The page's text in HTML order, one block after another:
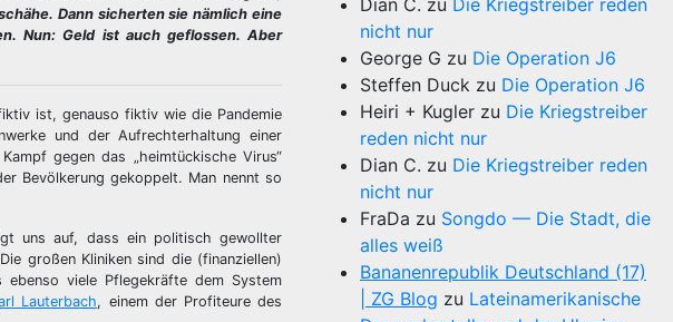
Dann sicherten sie nämlich eine
Nun: Geld ist auch geflossen. Aber
ist, genauso fiktiv wie die Pandemie
und der Aufrechterhaltung einer
gegen das „heimtückische Virus“
Bevölkerung gekoppelt. Man nennt so
uns auf, dass ein politisch gewollter
großen Kliniken sind die (finanziellen)
ebenso viele Pflegekräfte dem System
Lauterbach, einem der Profiteure des
Dian C. zu Die Kriegstreiber reden
nicht nur
George G zu Die Operation J6
Steffen Duck zu Die Operation J6
Heiri + Kugler zu Die Kriegstreiber
reden nicht nur
Dian C. zu Die Kriegstreiber reden
nicht nur
FraDa zu Songdo — Die Stadt, die
alles weiß
Bananenrepublik Deutschland (17)
| ZG Blog zu Lateinamerikanische